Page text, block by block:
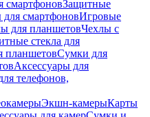
смартфоновЗащитные
смартфоновИгровые
для планшетовЧехлы с
стекла для
планшетовСумки для
Аксессуары для
телефонов,
Экшн-камерыКарты